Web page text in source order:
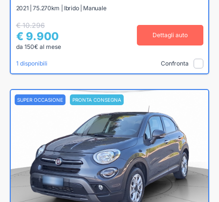
2021 | 75.270km | Ibrido | Manuale
€ 10.296
€ 9.900
da 150€ al mese
Dettagli auto
1 disponibili Confronta
SUPER OCCASIONE PRONTA CONSEGNA